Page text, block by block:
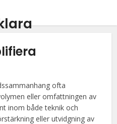
ofta
eller omfattningen av
inom både teknik och
eller utvidgning av